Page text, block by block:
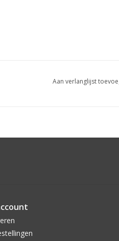
Aan verlanglijst